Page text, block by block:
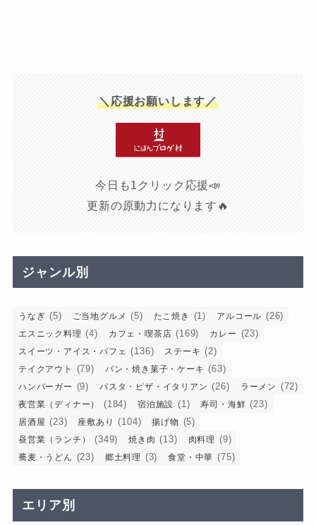
＼応援お願いします／
今日も1クリック応援📣
更新の原動力になります🔥
ジャンル別
うなぎ (5) ご当地グルメ (5) たこ焼き (1) アルコール (26)
エスニック料理 (4) カフェ・喫茶店 (169) カレー (23)
スイーツ・アイス・パフェ (136) ステーキ (2)
テイクアウト (79) パン・焼き菓子・ケーキ (63)
ハンバーガー (9) パスタ・ピザ・イタリアン (26) ラーメン (72)
夜営業（ディナー） (184) 宿泊施設 (1) 寿司・海鮮 (23)
居酒屋 (23) 座敷あり (104) 揚げ物 (5)
昼営業（ランチ） (349) 焼き肉 (13) 肉料理 (9)
蕎麦・うどん (23) 郷土料理 (3) 食堂・中華 (75)
エリア別